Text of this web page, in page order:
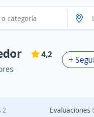
4,2
+
2 Evaluaciones